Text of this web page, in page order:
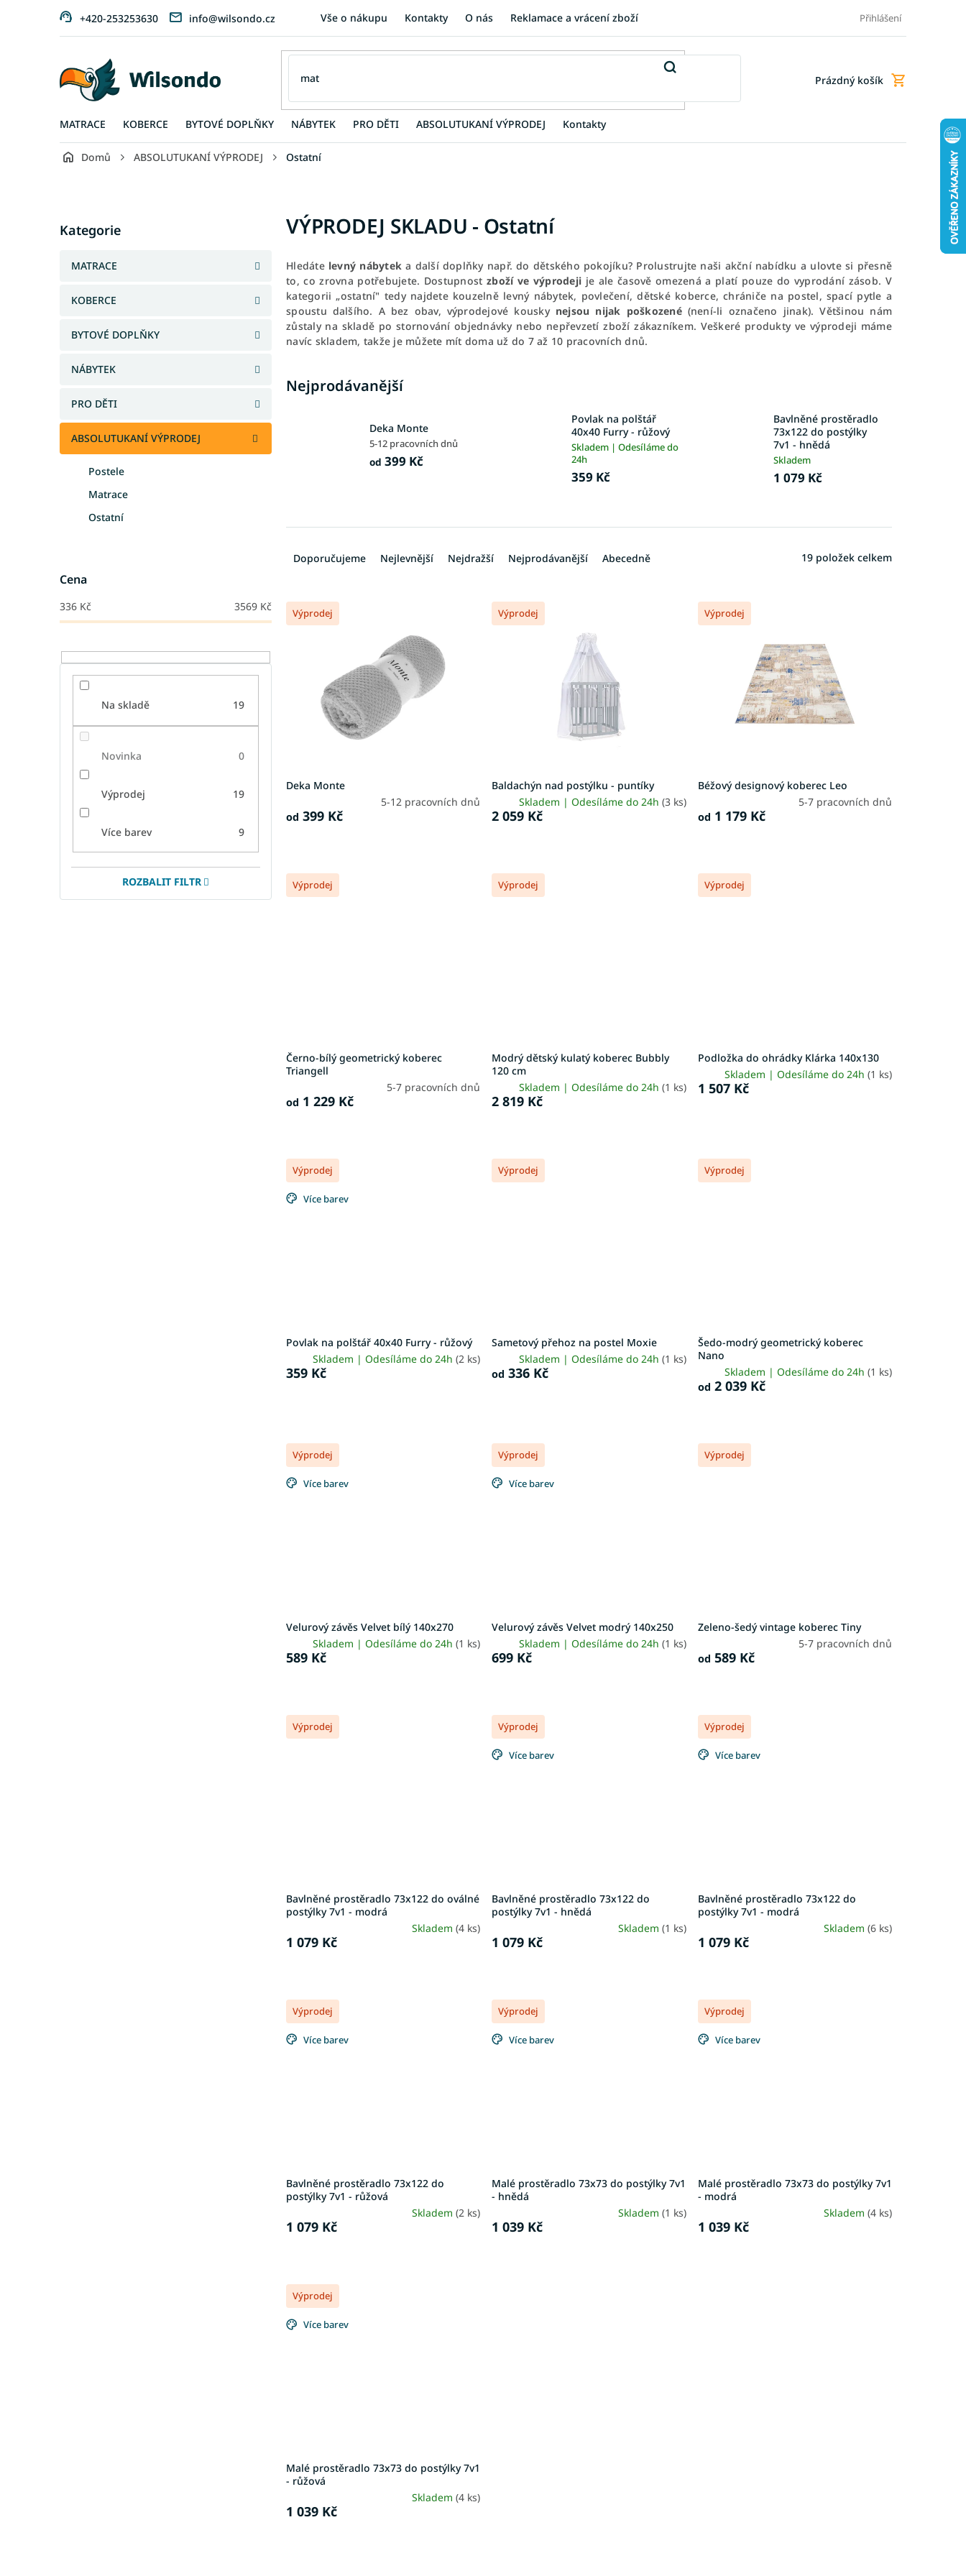
+420-253253630 info@wilsondo.cz Vše o nákupu Kontakty O nás Reklamace a vrácení zboží Obchodní podmínky
Přihlášení
Nákupní
Prázdný košík
MATRACE KOBERCE BYTOVÉ DOPLŇKY NÁBYTEK PRO DĚTI ABSOLUTUKANÍ VÝPRODEJ Kontakty
Domů ABSOLUTUKANÍ VÝPRODEJ Ostatní
t
r
kategorie
Kategorie
MATRACE
KOBERCE
BYTOVÉ DOPLŇKY
NÁBYTEK
PRO DĚTI
ABSOLUTUKANÍ VÝPRODEJ
Postele
Matrace
Ostatní
Cena
336 Kč 3569 Kč
Na skladě 19
Novinka 0
Výprodej 19
Více barev 9
ROZBALIT FILTR
VÝPRODEJ SKLADU - Ostatní
Hledáte levný nábytek a další doplňky např. do dětského pokojíku? Prolustrujte naši akční nabídku a ulovte si přesně
to, co zrovna potřebujete. Dostupnostzboží ve výprodeji je ale časově omezená a platí pouze do vyprodání zásob. V
kategorii „ostatní" tedy najdete kouzelně levný nábytek, povlečení, dětské koberce, chrániče na postel, spací pytle a
spoustu dalšího. A bez obav, výprodejové kousky nejsou nijak poškozené (není-li označeno jinak). Většinou nám
zůstaly na skladě po stornování objednávky nebo nepřevzetí zboží zákazníkem. Veškeré produkty ve výprodeji máme
navíc skladem, takže je můžete mít doma už do 7 až 10 pracovních dnů.
Nejprodávanější
Deka Monte
5-12 pracovních dnů
od 399 Kč
Povlak na polštář
40x40 Furry - růžový
Skladem | Odesíláme do
24h
359 Kč
Bavlněné prostěradlo
73x122 do postýlky
7v1 - hnědá
Skladem
1 079 Kč
n
í
Doporučujeme Nejlevnější Nejdražší Nejprodávanější Abecedně 19 položek celkem
V
ů
Výprodej
Deka Monte
5-12 pracovních dnů
od 399 Kč
Výprodej
Baldachýn nad postýlku - puntíky
Skladem | Odesíláme do 24h (3 ks)
2 059 Kč
Výprodej
Béžový designový koberec Leo
5-7 pracovních dnů
od 1 179 Kč
Výprodej
Černo-bílý geometrický koberec
Triangell
5-7 pracovních dnů
od 1 229 Kč
Výprodej
Modrý dětský kulatý koberec Bubbly
120 cm
Skladem | Odesíláme do 24h (1 ks)
2 819 Kč
Výprodej
Podložka do ohrádky Klárka 140x130
Skladem | Odesíláme do 24h (1 ks)
1 507 Kč
Výprodej
Více barev
Povlak na polštář 40x40 Furry - růžový
Skladem | Odesíláme do 24h(2 ks)
359 Kč
Výprodej
Sametový přehoz na postel Moxie
Skladem | Odesíláme do 24h (1 ks)
od 336 Kč
Výprodej
Šedo-modrý geometrický koberec
Nano
Skladem | Odesíláme do 24h (1 ks)
od 2 039 Kč
Výprodej
Více barev
Velurový závěs Velvet bílý 140x270
Skladem | Odesíláme do 24h(1 ks)
589 Kč
Výprodej
Více barev
Velurový závěs Velvet modrý 140x250
Skladem | Odesíláme do 24h (1 ks)
699 Kč
Výprodej
Zeleno-šedý vintage koberec Tiny
5-7 pracovních dnů
od 589 Kč
Výprodej
Bavlněné prostěradlo 73x122 do oválné
postýlky 7v1 - modrá
Skladem(4 ks)
1 079 Kč
Výprodej
Více barev
Bavlněné prostěradlo 73x122 do
postýlky 7v1 - hnědá
Skladem (1 ks)
1 079 Kč
Výprodej
Více barev
Bavlněné prostěradlo 73x122 do
postýlky 7v1 - modrá
Skladem (6 ks)
1 079 Kč
Výprodej
Více barev
Bavlněné prostěradlo 73x122 do
postýlky 7v1 - růžová
Skladem(2 ks)
1 079 Kč
Výprodej
Více barev
Malé prostěradlo 73x73 do postýlky 7v1
- hnědá
Skladem (1 ks)
1 039 Kč
Výprodej
Více barev
Malé prostěradlo 73x73 do postýlky 7v1
- modrá
Skladem (4 ks)
1 039 Kč
Výprodej
Více barev
Malé prostěradlo 73x73 do postýlky 7v1
- růžová
Skladem(4 ks)
1 039 Kč